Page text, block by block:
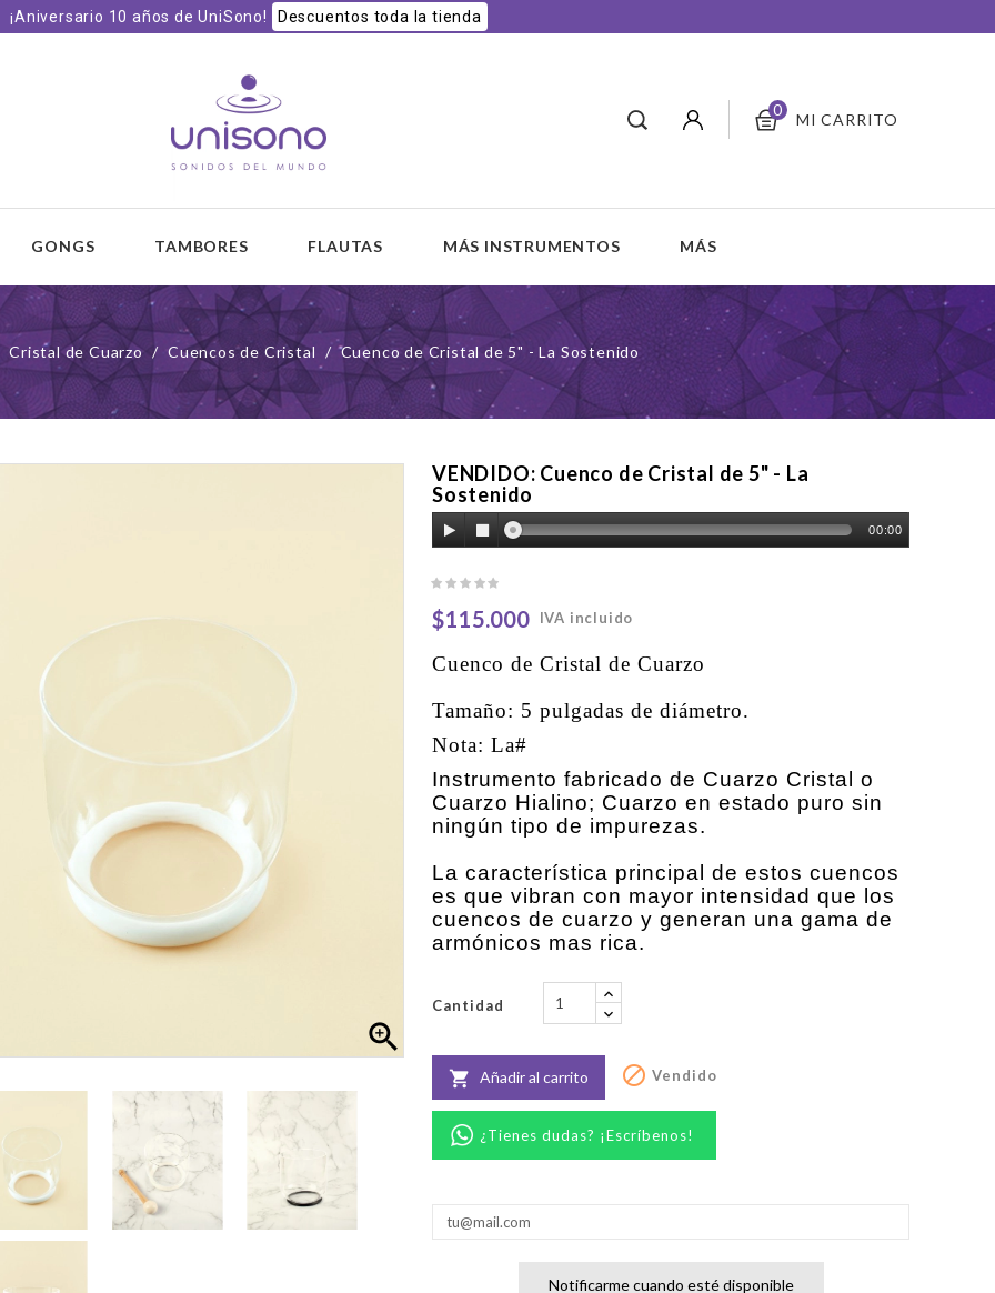
¡Aniversario 10 años de UniSono! Descuentos toda la tienda
MI CARRITO
0
GONGS TAMBORES FLAUTAS MÁS INSTRUMENTOS MÁS
Cristal de Cuarzo Cuencos de Cristal Cuenco de Cristal de 5" - La Sostenido

VENDIDO: Cuenco de Cristal de 5" - La
Sostenido
00:00
$115.000 IVA incluido
Cuenco de Cristal de Cuarzo
Tamaño: 5 pulgadas de diámetro.
Nota: La#
Instrumento fabricado de Cuarzo Cristal o
Cuarzo Hialino; Cuarzo en estado puro sin
ningún tipo de impurezas.
La característica principal de estos cuencos
es que vibran con mayor intensidad que los
cuencos de cuarzo y generan una gama de
armónicos mas rica.
Cantidad
 Añadir al carrito  Vendido
¿Tienes dudas? ¡Escríbenos!
Notificarme cuando esté disponible